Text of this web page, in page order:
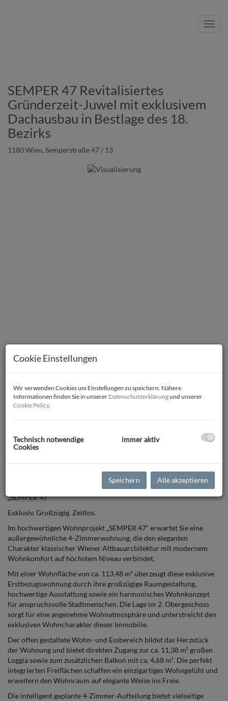
SEMPER 47 Revitalisiertes
Gründerzeit-Juwel mit exklusivem
Dachausbau in Bestlage des 18.
Bezirks
1180 Wien, Semperstraße 47 / 13
Beschreibung
4-Zimmer-Erstbezug mit 113,48 m² Wohnfläche, Loggia & Balkon
im 2. Obergeschoss in exklusiver Währinger Lage
Großzügige Premiumwohnung mit stilvoller Architektur im Projekt
„SEMPER 47“
Exklusiv. Großzügig. Zeitlos.
Im hochwertigen Wohnprojekt „SEMPER 47“ erwartet Sie eine
außergewöhnliche 4-Zimmerwohnung, die den eleganten
Charakter klassischer Wiener Altbauarchitektur mit modernem
Wohnkomfort auf höchstem Niveau verbindet.
Mit einer Wohnfläche von ca. 113,48 m² überzeugt diese exklusive
Erstbezugswohnung durch ihre großzügige Raumgestaltung,
hochwertige Ausstattung sowie ein harmonisches Wohnkonzept
für anspruchsvolle Stadtmenschen. Die Lage im 2. Obergeschoss
sorgt für eine angenehme Wohnatmosphäre und unterstreicht den
exklusiven Wohncharakter dieser Immobilie.
Der offen gestaltete Wohn- und Essbereich bildet das Herzstück
der Wohnung und bietet direkten Zugang zur ca. 11,38 m² großen
Loggia sowie zum zusätzlichen Balkon mit ca. 4,68 m². Die perfekt
integrierten Freiflächen schaffen ein einzigartiges Wohngefühl und
erweitern den Wohnraum auf elegante Weise ins Freie.
Die intelligent geplante 4-Zimmer-Aufteilung bietet vielseitige
Cookie Einstellungen
Wir verwenden Cookies um Einstellungen zu speichern. Nähere
Informationen finden Sie in unserer Datenschutzerklärungund unserer
Cookie Policy.
Technisch notwendige
Cookies
immer aktiv
Speichern Alle akzeptieren